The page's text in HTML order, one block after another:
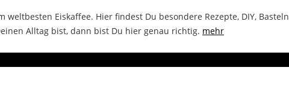
Eiskaffee. Hier findest Du besondere Rezepte, DIY, Basteln
Alltag bist, dann bist Du hier genau richtig. mehr